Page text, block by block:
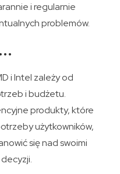
i regularnie
problemów.
i Intel zależy od
i budżetu.
produkty, które
użytkowników,
się nad swoimi